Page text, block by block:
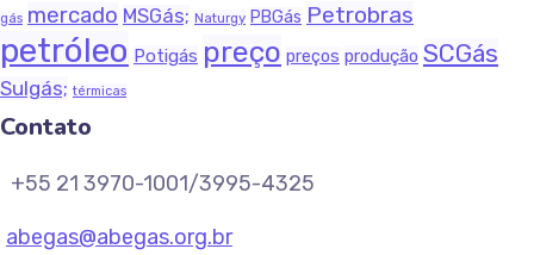
gás mercado MSGás; Naturgy PBGás Petrobras
petróleo Potigás preço preços produção SCGás
Sulgás; térmicas
Contato
+55 21 3970-1001/3995-4325
abegas@abegas.org.br